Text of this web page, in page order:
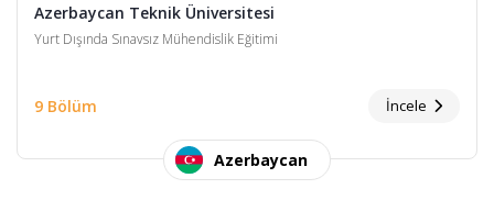
Azerbaycan Teknik Üniversitesi
Yurt Dışında Sınavsız Mühendislik Eğitimi
9 Bölüm İncele
Azerbaycan